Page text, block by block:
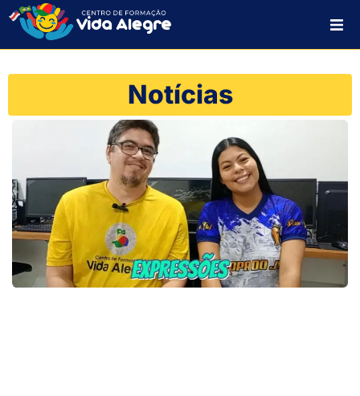
HOME
SOBRE NÓS
PROJETOS
PLANO DE AÇÃO
CONTATO
Notícias